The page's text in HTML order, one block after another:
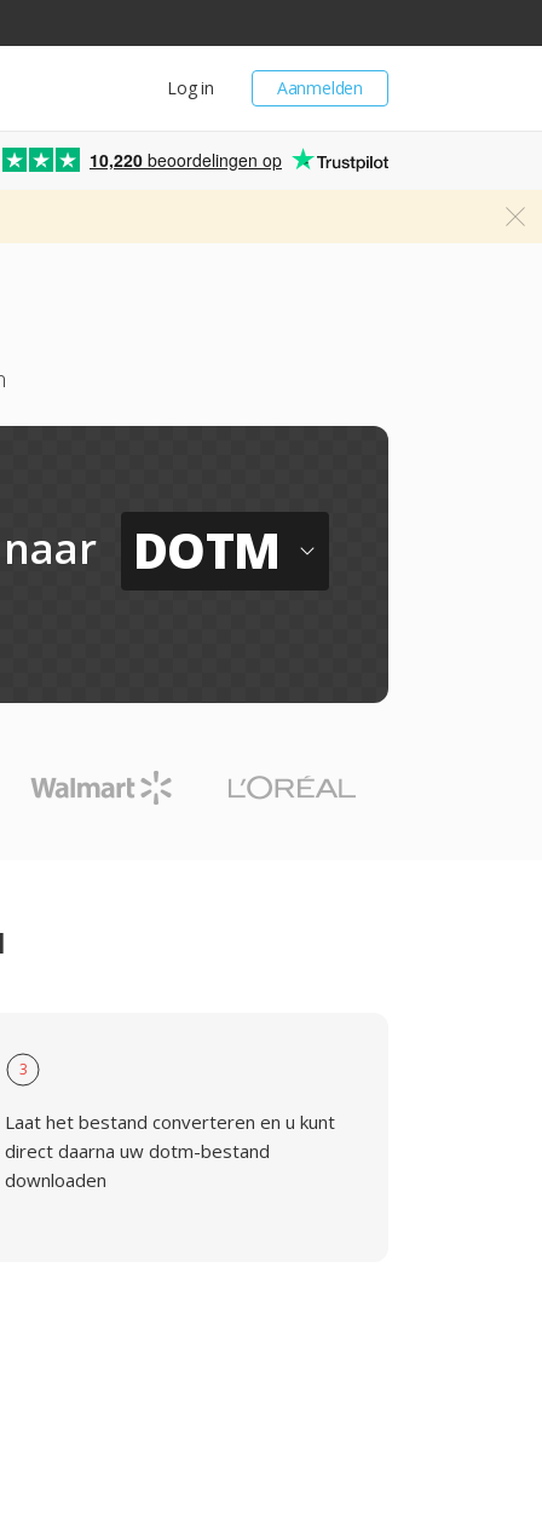
Aanmelden
Log in
10,220 beoordelingen op
naar DOTM
3
Laat het bestand converteren en u kunt
direct daarna uw dotm-bestand
downloaden